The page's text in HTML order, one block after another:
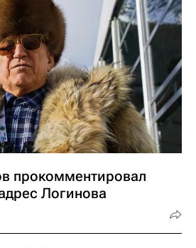
прокомментировал
Логинова